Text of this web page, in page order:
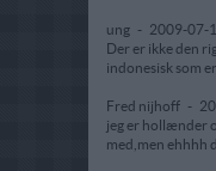
ung - 2009-07-
Der er ikke den
indonesisk som
Fred nijhoff -
jeg er hollænder
med,men ehhhh